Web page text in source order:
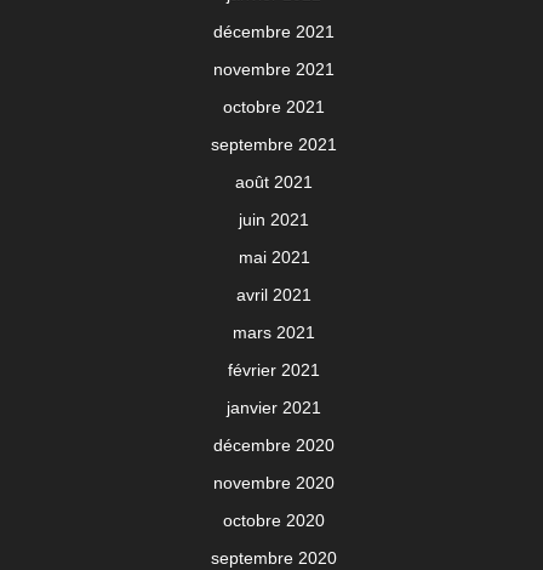
décembre 2021
novembre 2021
octobre 2021
septembre 2021
août 2021
juin 2021
mai 2021
avril 2021
mars 2021
février 2021
janvier 2021
décembre 2020
novembre 2020
octobre 2020
septembre 2020